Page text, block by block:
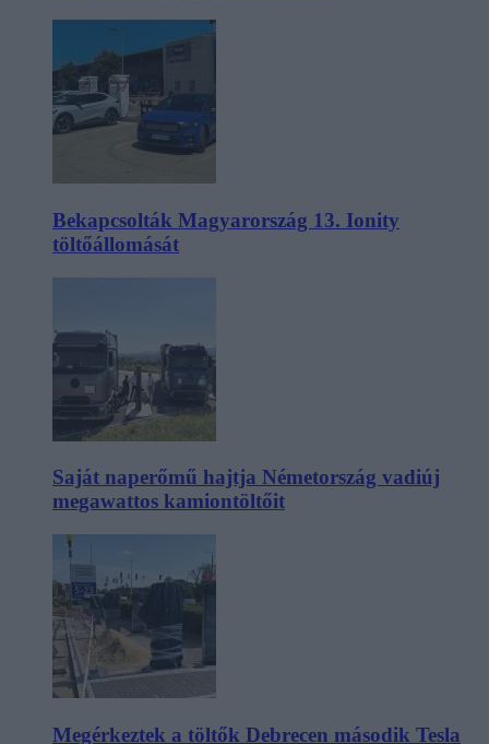
Bekapcsolták Magyarország 13. Ionity
töltőállomását
Saját naperőmű hajtja Németország vadiúj
megawattos kamiontöltőit
Megérkeztek a töltők Debrecen második Tesla